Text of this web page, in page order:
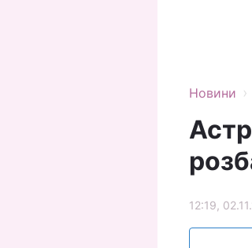
Новини ›
12:19,